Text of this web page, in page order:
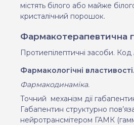
містять білого або майже
кристалічний порошок.
Фармакотерапевтична
Протиепілептичні засоби.
Фармакологічні властивості.
Фармакодинаміка.
Точний механізм дії
Габапентин структурно
нейротрансмітером ГАМК